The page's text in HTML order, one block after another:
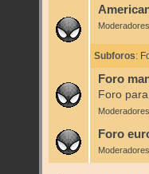
Subforos:
Foro
Foro
Foro